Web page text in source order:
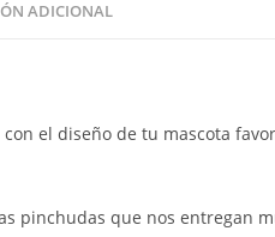
ADICIONAL
el diseño de tu mascota
pinchudas que nos entregan